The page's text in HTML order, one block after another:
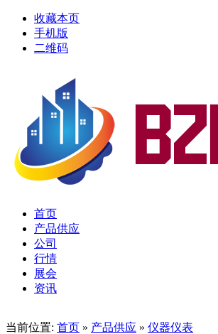
收藏本页
手机版
二维码
首页
产品供应
公司
行情
展会
资讯
当前位置: 首页 » 产品供应 » 仪器仪表